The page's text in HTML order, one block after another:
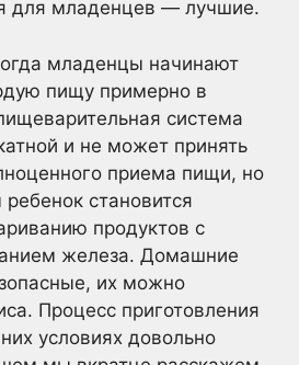
для младенцев — лучшие.
младенцы начинают
пищу примерно в
система
и не может принять
приема пищи, но
становится
продуктов с
железа. Домашние
их можно
Процесс приготовления
условиях довольно